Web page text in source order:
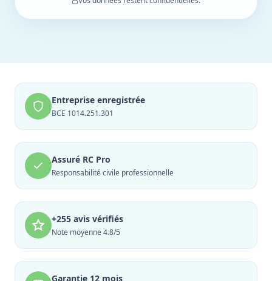
Entreprise enregistrée
BCE 1014.251.301
Assuré RC Pro
Responsabilité civile professionnelle
+255 avis vérifiés
Note moyenne 4.8/5
Garantie 12 mois